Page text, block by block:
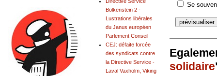
Se
solidaire
Bolkenstein 2 -
Lustrations libérales
du Janus européen
Parlement Conseil
CEJ: défaite forcée
des syndicats contre
la Directive Service -
Laval Vaxholm, Viking